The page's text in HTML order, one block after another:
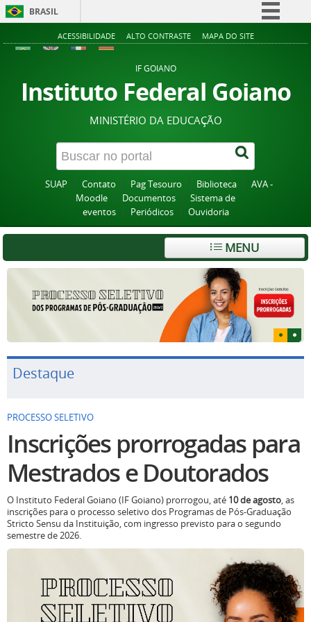
BRASIL
Simplifique!
Acesso à informação
Legislação
Canais
ACESSIBILIDADE ALTO CONTRASTE MAPA DO SITE
IF GOIANO
Instituto Federal Goiano
MINISTÉRIO DA EDUCAÇÃO
SUAP Contato Pag Tesouro Biblioteca
AVA -
Moodle
Documentos
Sistema de
eventos
Periódicos Ouvidoria
MENU
Destaque
PROCESSO SELETIVO
Inscrições prorrogadas para
Mestrados e Doutorados
O Instituto Federal Goiano (IF Goiano) prorrogou, até 10 de agosto, as
inscrições para o processo seletivo dos Programas de Pós-Graduação
Stricto Sensu da Instituição, com ingresso previsto para o segundo
semestre de 2026.